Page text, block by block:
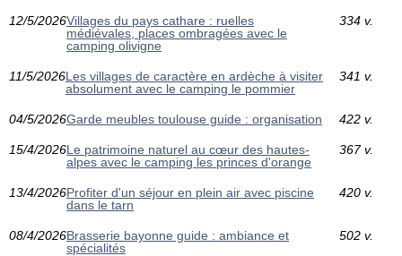
12/5/2026Villages du pays cathare : ruelles
médiévales, places ombragées avec le
camping olivigne
334 v.
11/5/2026Les villages de caractère en ardèche à visiter
absolument avec le camping le pommier
341 v.
04/5/2026Garde meubles toulouse guide : organisation 422 v.
15/4/2026Le patrimoine naturel au cœur des hautes-
alpes avec le camping les princes d'orange
367 v.
13/4/2026Profiter d'un séjour en plein air avec piscine
dans le tarn
420 v.
08/4/2026Brasserie bayonne guide : ambiance et
spécialités
502 v.